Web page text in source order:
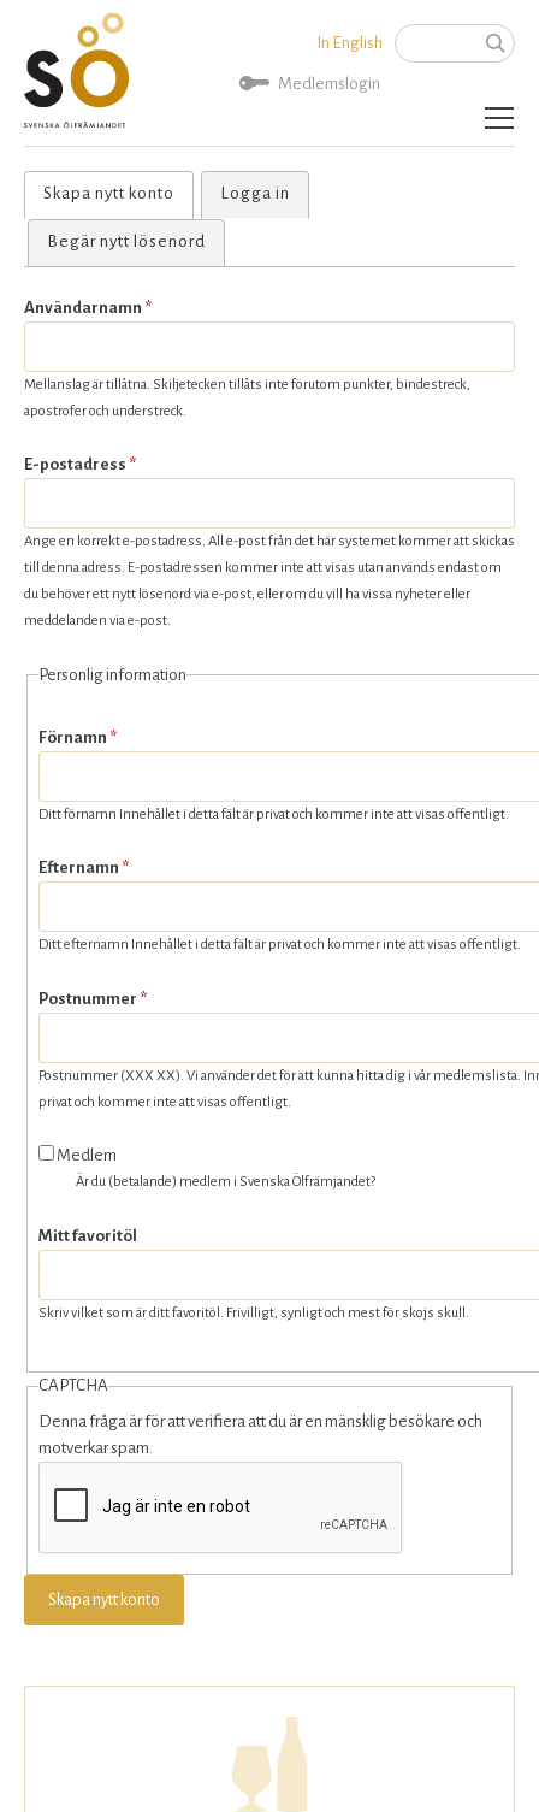
Sök
In English
Medlemslogin
Aktuellt
Bli medlem
Om SÖ
Primära
flikar
Skapa nytt konto (aktiv flik)Logga in
Begär nytt lösenord
Användarnamn *
Mellanslag är tillåtna. Skiljetecken tillåts inte förutom punkter, bindestreck,
apostrofer och understreck.
E-postadress *
Ange en korrekt e-postadress. All e-post från det här systemet kommer att skickas
till denna adress. E-postadressen kommer inte att visas utan används endast om
du behöver ett nytt lösenord via e-post, eller om du vill ha vissa nyheter eller
meddelanden via e-post.
Personlig information
Förnamn *
Ditt förnamn Innehållet i detta fält är privat och kommer inte att visas offentligt.
Efternamn *
Ditt efternamn Innehållet i detta fält är privat och kommer inte att visas offentligt.
Postnummer *
Postnummer (XXX XX). Vi använder det för att kunna hitta dig i vår medlemslista.
privat och kommer inte att visas offentligt.
Medlem
Är du (betalande) medlem i Svenska Ölfrämjandet?
Mitt favoritöl
Skriv vilket som är ditt favoritöl. Frivilligt, synligt och mest för skojs skull.
CAPTCHA
Denna fråga är för att verifiera att du är en mänsklig besökare och
motverkar spam.